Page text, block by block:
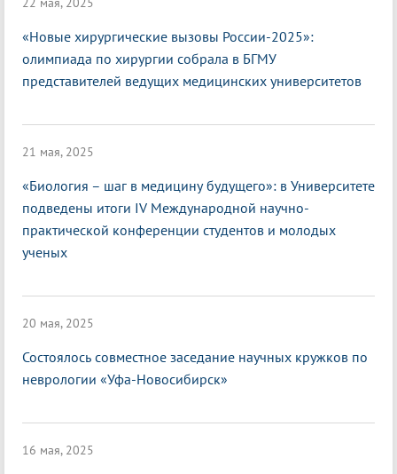
«Новые хирургические вызовы России-2025»:
олимпиада по хирургии собрала в БГМУ
представителей ведущих медицинских университетов
21 мая, 2025
«Биология – шаг в медицину будущего»: в Университете
подведены итоги IV Международной научно-
практической конференции студентов и молодых
ученых
20 мая, 2025
Состоялось совместное заседание научных кружков по
неврологии «Уфа-Новосибирск»
16 мая, 2025